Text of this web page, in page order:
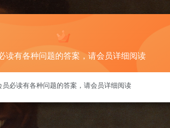
读有各种问题的答案，请会员详细阅读
员必读有各种问题的答案，请会员详细阅读